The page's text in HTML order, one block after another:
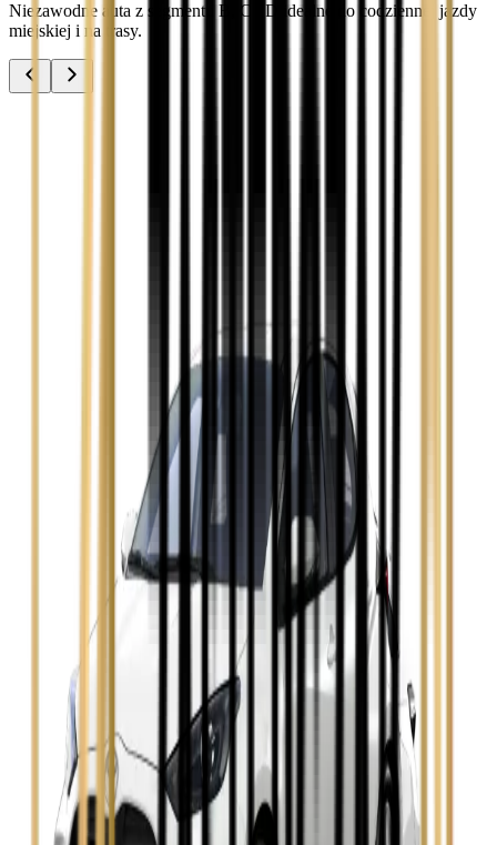
Niezawodne auta z segmentu B, C i D idealne do codziennej jazdy
miejskiej i na trasy.
Opel Insignia
Seat Leon
Skoda Fabia